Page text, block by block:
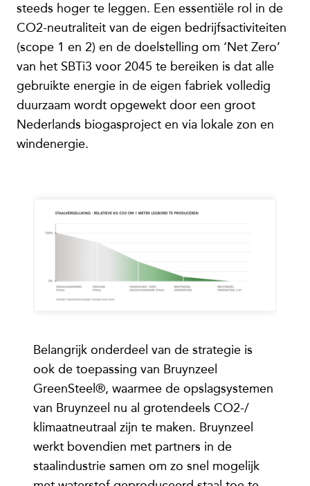
steeds hoger te leggen. Een essentiële rol in de
CO2-neutraliteit van de eigen bedrijfsactiviteiten
(scope 1 en 2) en de doelstelling om ‘Net Zero’
van het SBTi3 voor 2045 te bereiken is dat alle
gebruikte energie in de eigen fabriek volledig
duurzaam wordt opgewekt door een groot
Nederlands biogasproject en via lokale zon en
windenergie.
Belangrijk onderdeel van de strategie is
ook de toepassing van Bruynzeel
GreenSteel®, waarmee de opslagsystemen
van Bruynzeel nu al grotendeels CO2-/
klimaatneutraal zijn te maken. Bruynzeel
werkt bovendien met partners in de
staalindustrie samen om zo snel mogelijk